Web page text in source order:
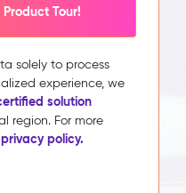
Tour!
solely to process
experience, we
solution
region. For more
privacy policy.